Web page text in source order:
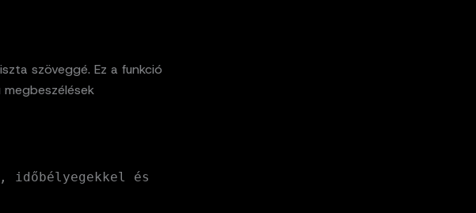
szöveggé. Ez a funkció
időbélyegekkel és